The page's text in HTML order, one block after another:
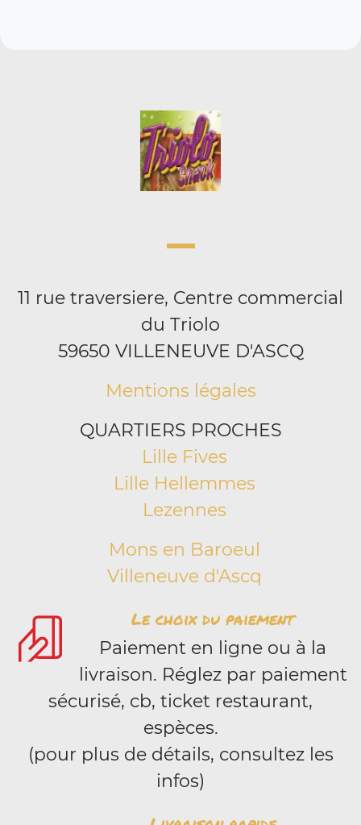
11 rue traversiere, Centre commercial
du Triolo
59650 VILLENEUVE D'ASCQ
Mentions légales
QUARTIERS PROCHES
Lille Fives
Lille Hellemmes
Lezennes
Mons en Baroeul
Villeneuve d'Ascq
Le choix du paiement
Paiement en ligne ou à la
livraison. Réglez par paiement
sécurisé, cb, ticket restaurant,
espèces.
(pour plus de détails, consultez les
infos)